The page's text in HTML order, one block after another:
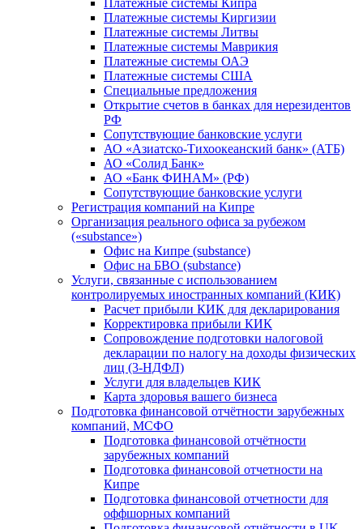
Платежные системы Кипра
Платежные системы Киргизии
Платежные системы Литвы
Платежные системы Маврикия
Платежные системы ОАЭ
Платежные системы США
Специальные предложения
Открытие счетов в банках для нерезидентов
РФ
Сопутствующие банковские услуги
АО «Азиатско-Тихоокеанский банк» (АТБ)
АО «Солид Банк»
АО «Банк ФИНАМ» (РФ)
Сопутствующие банковские услуги
Регистрация компаний на Кипре
Организация реального офиса за рубежом
(«substance»)
Офис на Кипре (substance)
Офис на БВО (substance)
Услуги, связанные с использованием
контролируемых иностранных компаний (КИК)
Расчет прибыли КИК для декларирования
Корректировка прибыли КИК
Сопровождение подготовки налоговой
декларации по налогу на доходы физических
лиц (3-НДФЛ)
Услуги для владельцев КИК
Карта здоровья вашего бизнеса
Подготовка финансовой отчётности зарубежных
компаний, МСФО
Подготовка финансовой отчётности
зарубежных компаний
Подготовка финансовой отчетности на
Кипре
Подготовка финансовой отчетности для
оффшорных компаний